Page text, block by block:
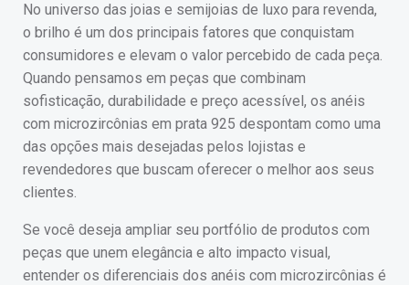
No universo das joias e semijoias de luxo para revenda,
o brilho é um dos principais fatores que conquistam
consumidores e elevam o valor percebido de cada peça.
Quando pensamos em peças que combinam
sofisticação, durabilidade e preço acessível, os anéis
com microzircônias em prata 925 despontam como uma
das opções mais desejadas pelos lojistas e
revendedores que buscam oferecer o melhor aos seus
clientes.
Se você deseja ampliar seu portfólio de produtos com
peças que unem elegância e alto impacto visual,
entender os diferenciais dos anéis com microzircônias é